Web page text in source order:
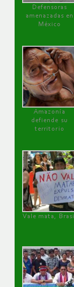
Defensoras
amenazadas en
México
Amazonía
defiende su
territorio
Vale mata, Brasil